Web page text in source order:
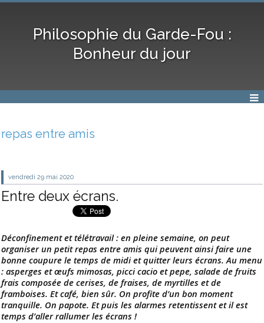
Philosophie du Garde-Fou :
Bonheur du jour
repas entre amis
vendredi 29 mai 2020
Entre deux écrans.
Déconfinement et télétravail : en pleine semaine, on peut
organiser un petit repas entre amis qui peuvent ainsi faire une
bonne coupure le temps de midi et quitter leurs écrans. Au menu
: asperges et œufs mimosas, picci cacio et pepe, salade de fruits
frais composée de cerises, de fraises, de myrtilles et de
framboises. Et café, bien sûr. On profite d’un bon moment
tranquille. On papote. Et puis les alarmes retentissent et il est
temps d’aller rallumer les écrans !